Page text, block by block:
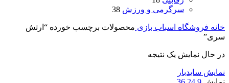
سرگرمی و ورزش 38
خانه فروشگاه اسباب بازی محصولات برچسب خورده “ارتش
سری”
در حال نمایش یک نتیجه
نمایش سایدبار